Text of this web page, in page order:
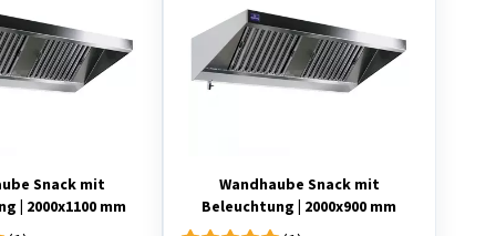
Snack mit
| 2000x1100 mm
Wandhaube Snack mit
Beleuchtung | 2000x900 mm